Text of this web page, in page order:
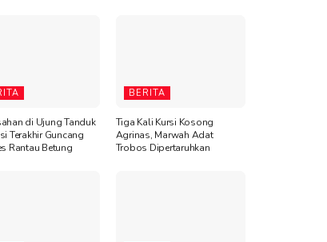
di Ujung Tanduk
Terakhir Guncang
Rantau Betung
BERITA
Tiga Kali Kursi Kosong
Agrinas, Marwah Adat
Trobos Dipertaruhkan